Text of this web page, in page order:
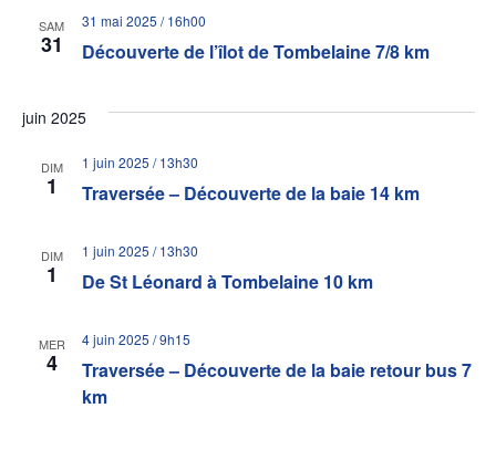
SAM
31 Découverte de l’îlot de Tombelaine 7/8 km
31 mai 2025 / 16h00
juin 2025
DIM
1 Traversée – Découverte de la baie 14 km
1 juin 2025 / 13h30
DIM
1 De St Léonard à Tombelaine 10 km
1 juin 2025 / 13h30
MER
4
Traversée – Découverte de la baie retour bus 7
km
4 juin 2025 / 9h15